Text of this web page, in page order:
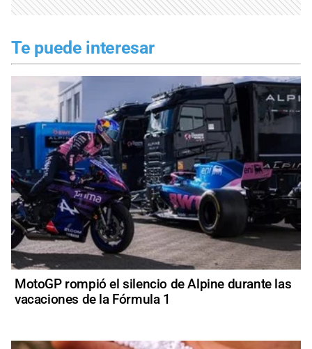
Te puede interesar
MotoGP rompió el silencio de Alpine durante las
vacaciones de la Fórmula 1